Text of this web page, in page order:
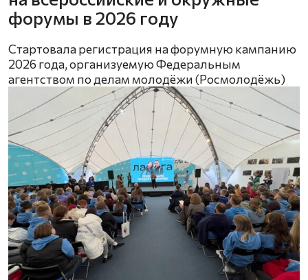
форумы в 2026 году
Стартовала регистрация на форумную кампанию
2026 года, организуемую Федеральным
агентством по делам молодёжи (Росмолодёжь)